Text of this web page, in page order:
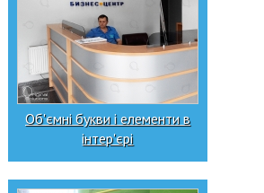
Об'ємні букви і елементи в
інтер'єрі